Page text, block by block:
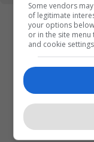
Some vendors
of legitimate
your options
or in the site
and cookie